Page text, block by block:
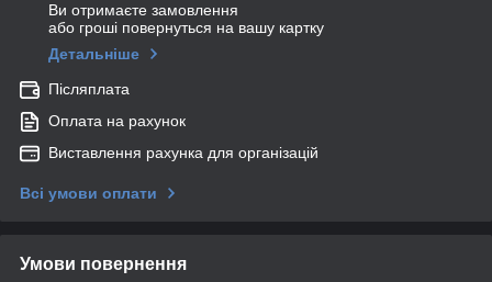
Ви отримаєте замовлення
або гроші повернуться на вашу картку
Детальніше
Післяплата
Оплата на рахунок
Виставлення рахунка для організацій
Всі умови оплати
Умови повернення